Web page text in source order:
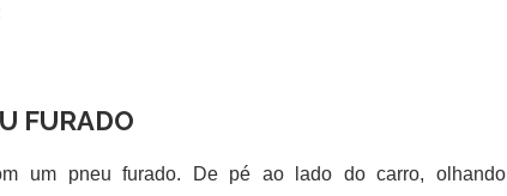
FURADO
um pneu furado. De pé ao lado do carro, olhando